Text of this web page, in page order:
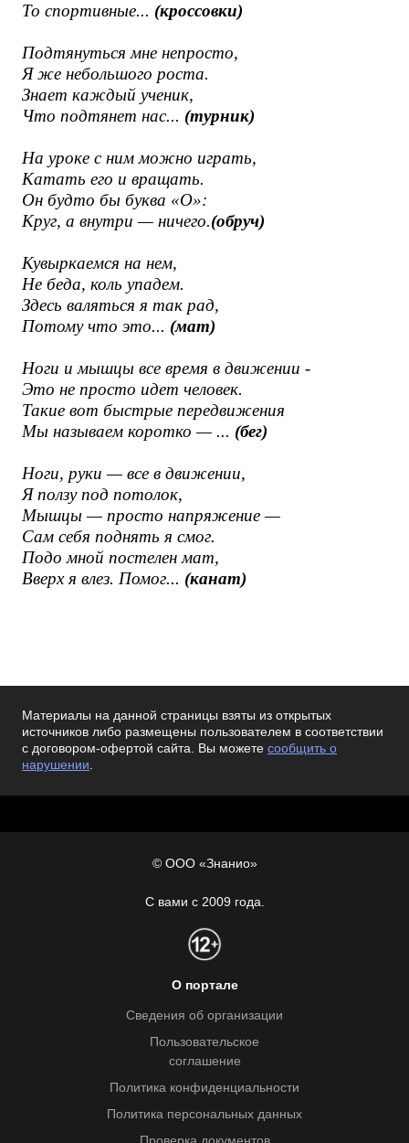
То спортивные... (кроссовки)
Подтянуться мне непросто,
Я же небольшого роста.
Знает каждый ученик,
Что подтянет нас... (турник)
На уроке с ним можно играть,
Катать его и вращать.
Он будто бы буква «О»:
Круг, а внутри — ничего.(обруч)
Кувыркаемся на нем,
Не беда, коль упадем.
Здесь валяться я так рад,
Потому что это... (мат)
Ноги и мышцы все время в движении -
Это не просто идет человек.
Такие вот быстрые передвижения
Мы называем коротко — ... (бег)
Ноги, руки — все в движении,
Я ползу под потолок,
Мышцы — просто напряжение —
Сам себя поднять я смог.
Подо мной постелен мат,
Вверх я влез. Помог... (канат)
Материалы на данной страницы взяты из открытых
источников либо размещены пользователем в соответствии
с договором-офертой сайта. Вы можете сообщить о
нарушении.
© ООО «Знанио»
С вами с 2009 года.
О портале
Сведения об организации
Пользовательское
соглашение
Политика конфиденциальности
Политика персональных данных